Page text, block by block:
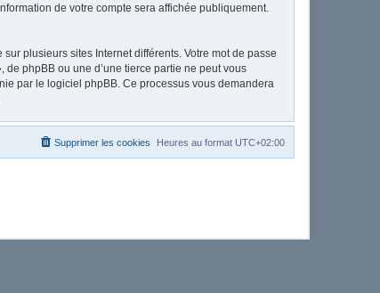
de votre compte sera affichée publiquement.
plusieurs sites Internet différents. Votre mot de passe
phpBB ou une d’une tierce partie ne peut vous
par le logiciel phpBB. Ce processus vous demandera
Heures au format UTC+02:00
Supprimer les cookies